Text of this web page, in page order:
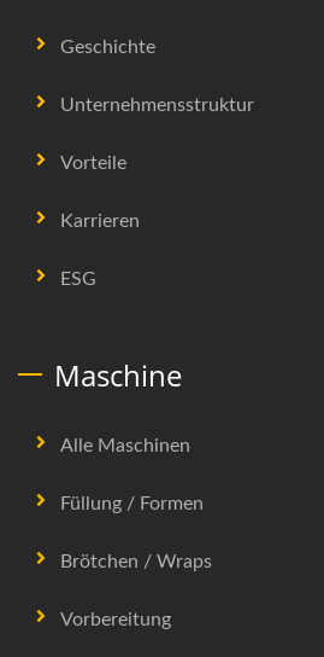
Geschichte
Unternehmensstruktur
Vorteile
Karrieren
ESG
Maschine
Alle Maschinen
Füllung / Formen
Brötchen / Wraps
Vorbereitung